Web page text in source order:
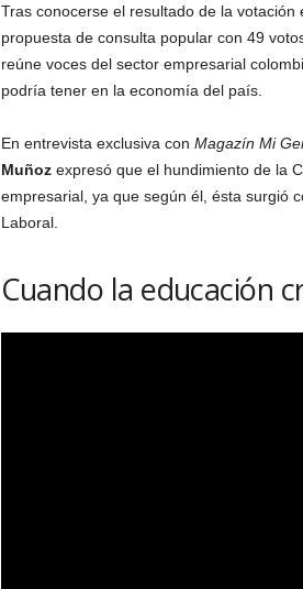
Tras conocerse el resultado de la
propuesta de consulta popular con 49
reúne voces del sector empresarial
podría tener en la economía del país.
En entrevista exclusiva con Magazín Mi
Muñozexpresó que el hundimiento de la
empresarial, ya que según él, ésta surgió
Laboral.
Cuando la educación